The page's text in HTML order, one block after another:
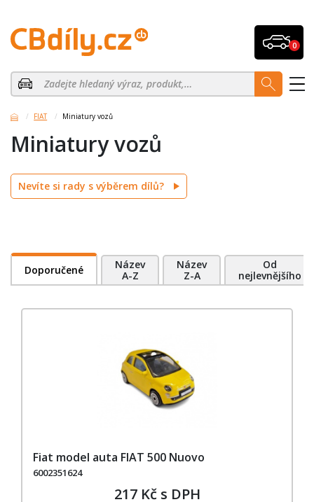
0
FIAT Miniatury vozů
Miniatury vozů
Nevíte si rady s výběrem dílů?
Doporučené
Název
A-Z
Název
Z-A
Od
nejlevnějšího
Fiat model auta FIAT 500 Nuovo
6002351624
217 Kč s DPH